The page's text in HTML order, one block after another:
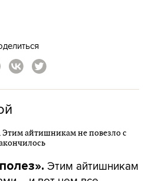
Этим айтишникам